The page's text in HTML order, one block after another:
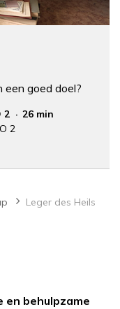
een goed doel?
2
26 min
2
Leger des Heils
en behulpzame